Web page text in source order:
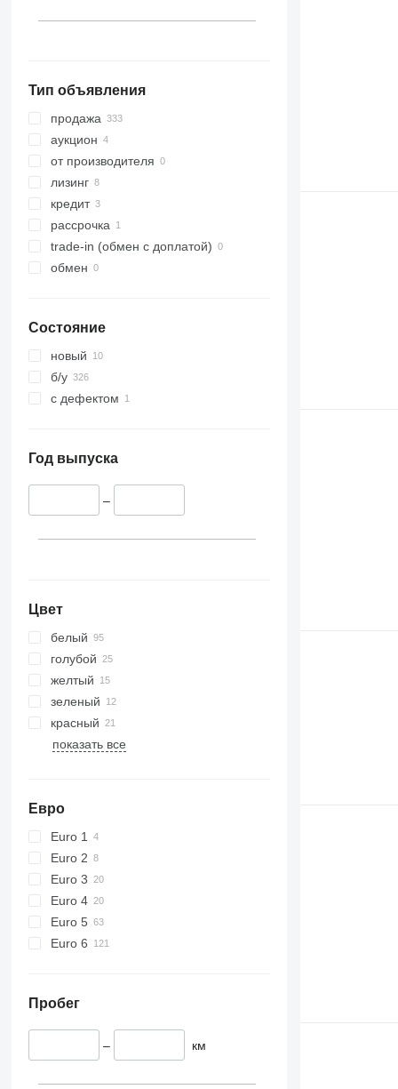
Тип объявления
продажа
аукцион
от производителя
лизинг
кредит
рассрочка
trade-in (обмен с доплатой)
обмен
Состояние
новый
б/у
с дефектом
Год выпуска
–
Цвет
белый
голубой
желтый
зеленый
красный
показать все
Евро
Euro 1
Euro 2
Euro 3
Euro 4
Euro 5
Euro 6
Пробег
– км